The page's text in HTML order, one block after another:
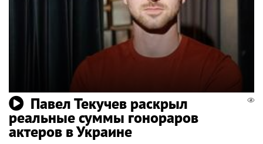
Павел Текучев раскрыл
реальные суммы гонораров
актеров в Украине